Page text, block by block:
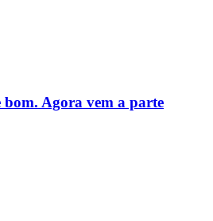
Agora vem a parte